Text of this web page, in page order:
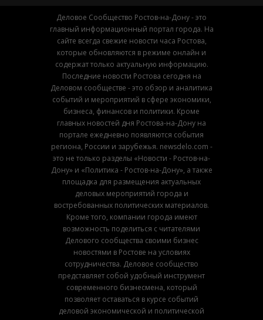
Деловое Сообщество Ростов-на-Дону - это
главный информационный портал города. На
сайте всегда свежие новости часа Ростова,
которые обновляются в режиме онлайн и
содержат только актуальную информацию.
Последние новости Ростова сегодня на
Деловом сообществе - это обзор и аналитика
событий и мероприятий в сфере экономики,
бизнеса, финансов и политики. Кроме
главных новостей дня Ростова-на-Дону на
портале ежедневно появляются события
региона, России и зарубежья. newsdelo.com -
это не только разделы «Новости - Ростов-на-
Дону» и «Политика - Ростов-на-Дону», а также
площадка для размещения актуальных
деловых мероприятий города и
востребованных политических материалов.
Кроме того, компании города имеют
возможность поделиться с читателями
Делового сообщества своими бизнес
новостями в Ростове на условиях
сотрудничества. Деловое сообщество
представляет собой удобный инструмент
современного бизнесмена, который
позволяет оставаться в курсе событий
деловой экономической и политической